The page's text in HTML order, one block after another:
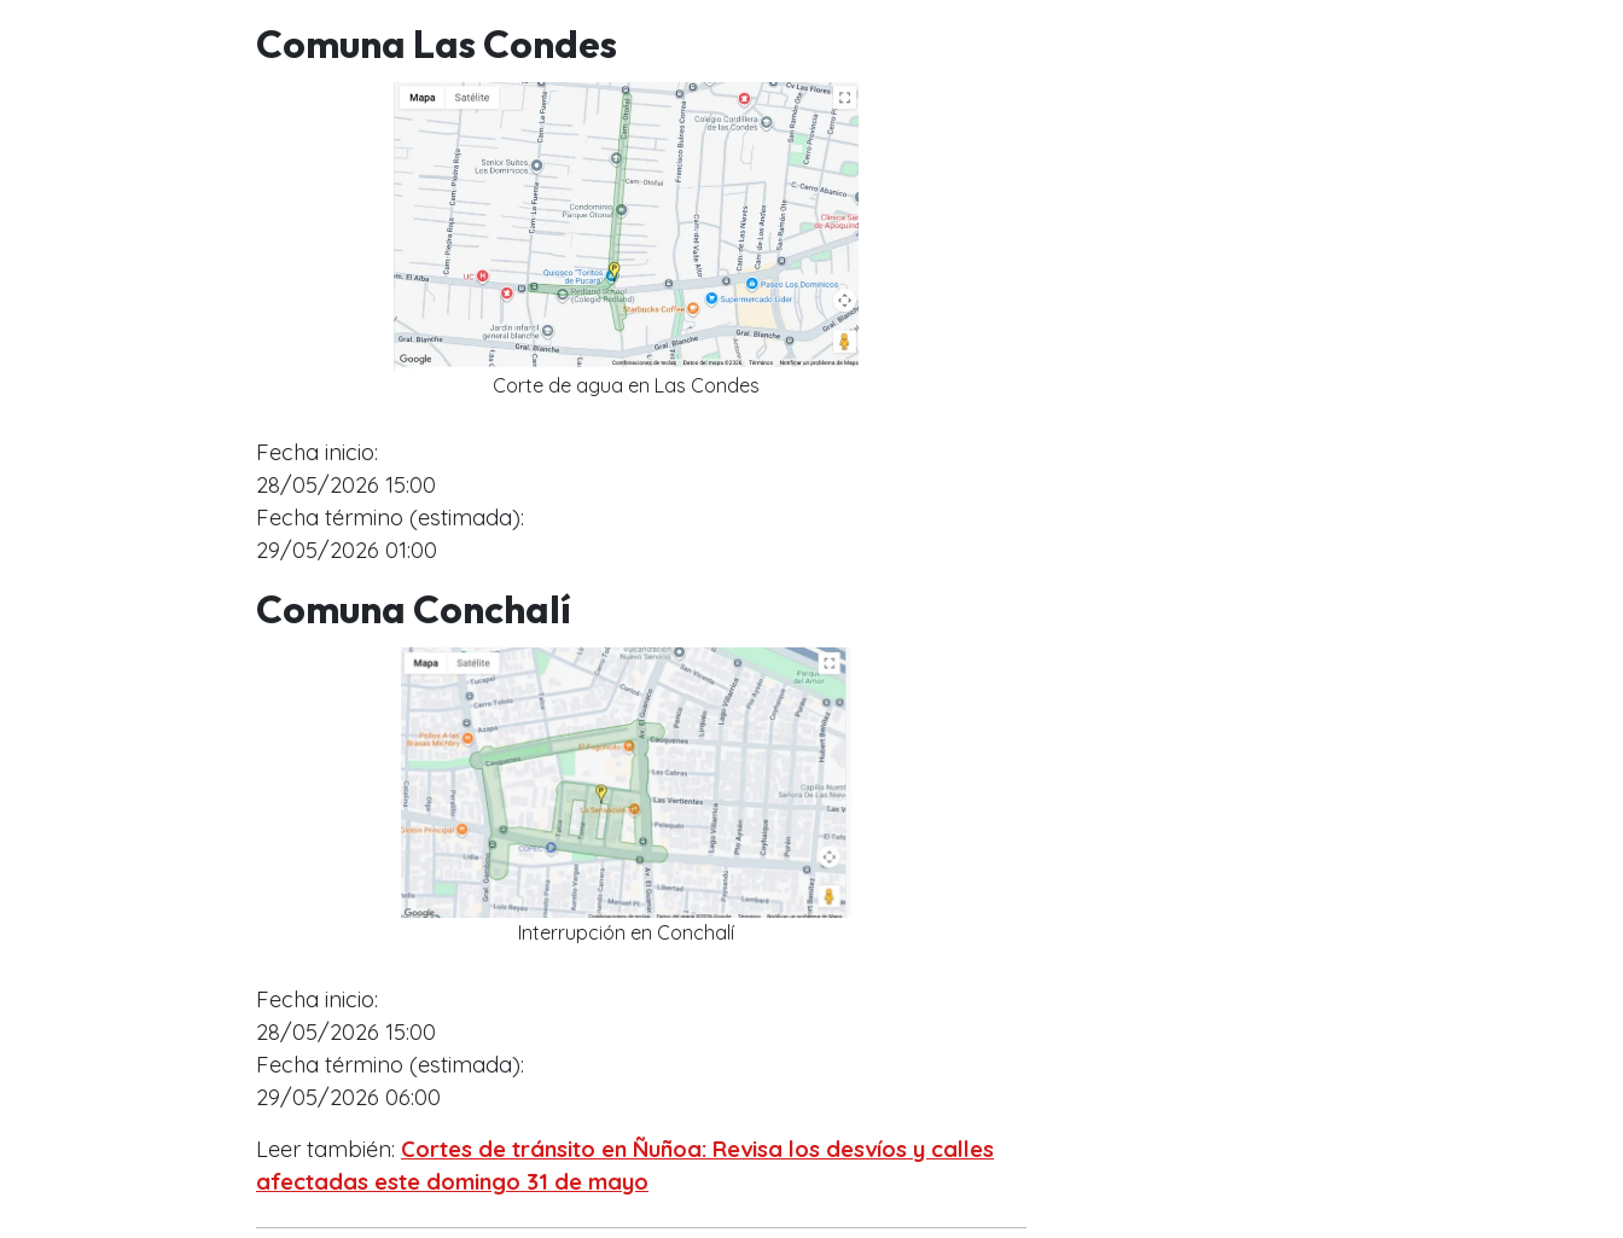
Comuna Las Condes
Corte de agua en Las Condes
Fecha inicio:
28/05/2026 15:00
Fecha término (estimada):
29/05/2026 01:00
Comuna Conchalí
Interrupción en Conchalí
Fecha inicio:
28/05/2026 15:00
Fecha término (estimada):
29/05/2026 06:00
Leer también: Cortes de tránsito en Ñuñoa: Revisa los desvíos y calles
afectadas este domingo 31 de mayo